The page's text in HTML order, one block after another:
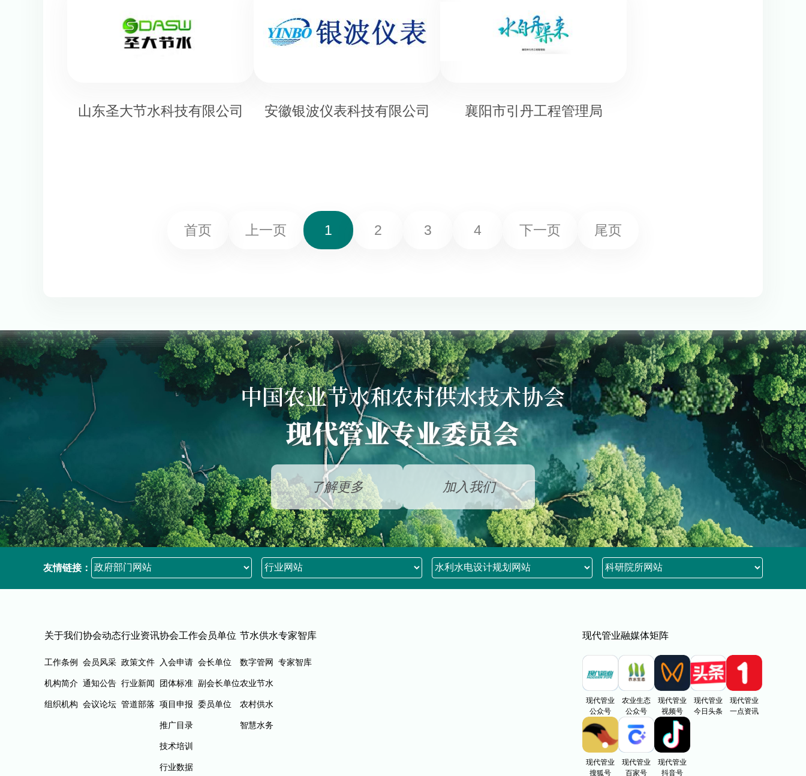
山东圣大节水科技有限公司 安徽银波仪表科技有限公司 襄阳市引丹工程管理局
首页 上一页 1 2 3 4 下一页 尾页
了解更多 加入我们
友情链接：
关于我们
工作条例
机构简介
组织机构
协会动态
会员风采
通知公告
会议论坛
行业资讯
政策文件
行业新闻
管道部落
协会工作
入会申请
团体标准
项目申报
推广目录
技术培训
行业数据
会员单位
会长单位
副会长单位
委员单位
节水供水
数字管网
农业节水
农村供水
智慧水务
专家智库
专家智库
现代管业融媒体矩阵
现代管业
公众号
农业生态
公众号
现代管业
视频号
现代管业
今日头条
现代管业
一点资讯
现代管业
搜狐号
现代管业
百家号
现代管业
抖音号